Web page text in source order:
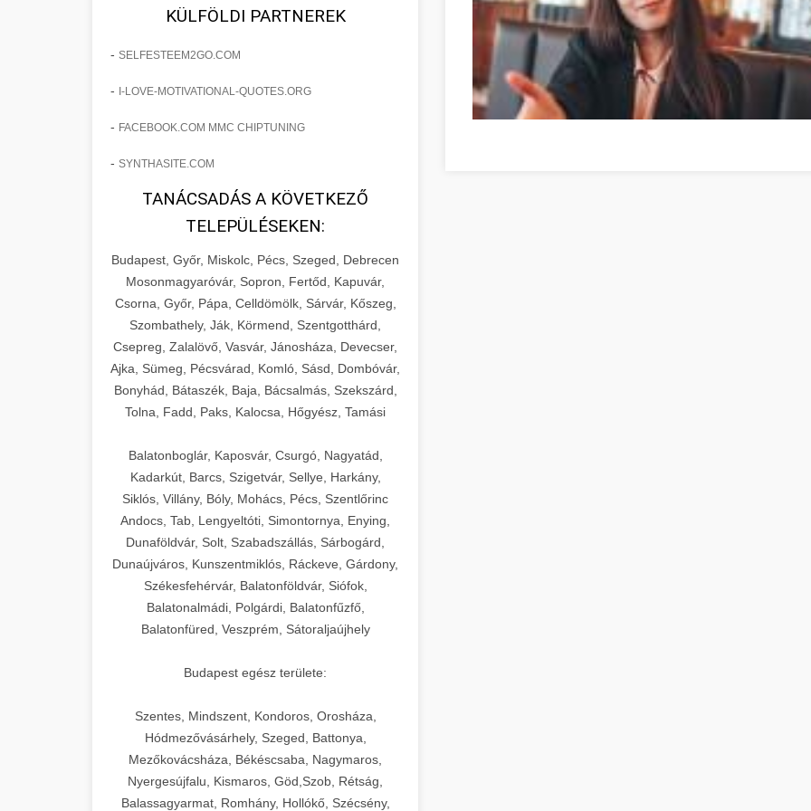
sebészeti praxisban.
páciensszám növekedés
os Növekedést
Lépésről lépésre marketing tervrajz,
eredményezett. Ismerje meg a
szonyegtisztito.net
marketing stratégiai tervrajz
os Növekedésének
Története
Teljes dokumentáció egy klinika
átalakulási útjáról, bemutatva az utat a
küzdő praxistól a virágzó vállalkozásig
150%-os növekedéssel.
szonyegtakaritas.org
klinika átalakulási történet
🎪 18. Szemhéjplasztika
Iránti Érdeklődés 150%-
Technikák és módszerek a páciensek
érdeklődésének és elkötelezettségének
drámai növeléséhez. Egy 150%-os
fellendülési esettanulmány gyakorlati
betekintésekkel.
weboldal-keszites.co
elkötelezettség erősítési módszerek
🎮 19. AI Google Ads és
Meta Kampány Kezelés +
Fejlett AI-alapú Google Ads és Meta
hirdetési kampánykezelés.
Optimalizálja hirdetési költségvetését
aikampany.hu
AI hirdetési automatizálás
🍞 20. Ipari Dagasztógép +
Professzionális ipari dagasztógépek és
tésztakeverő gépek pékségek és
kereskedelmi konyhák számára.
Masszív konstrukció megbízható
teljesítményhez.
chef-iparikonyhagepek.hu
kereskedelmi tésztakeverő
🔪 21. Ipari Szeletelőgép+
Ipari hús- és sajtszeletelő gépek
professzionális élelmiszer-
előkészítéshez. Precíziós vágás
állítható vastagság beállítással.
chef-iparikonyhagepek.hu
professzionális élelmiszer szeletelő
📦 22. Vákuumozó Gép +
Kereskedelmi vákuumcsomagoló
berendezések élelmiszerek
szavatossági időt és tartsa meg a
chef-iparikonyhagepek.hu
vákuum lezáró berendezés
🎁 23. Vákuumfóliázó
+
professzionális élelmiszer-csomagolási
műveletekhez. Hatékony lezárási és
tartósítási megoldások.
chef-iparikonyhagepek.hu
🔥 24. Ipari Sütő és
Gőzpároló
+
Kereskedelmi légkeveréses sütők és
KÜLFÖLDI PARTNEREK
- SELFESTEEM2GO.COM
- I-LOVE-MOTIVATIONAL-QUOTES.ORG
- FACEBOOK.COM MMC CHIPTUNING
- SYNTHASITE.COM
TANÁCSADÁS A KÖVETKEZŐ
TELEPÜLÉSEKEN:
Budapest, Győr, Miskolc, Pécs, Szeged, Debrecen
Mosonmagyaróvár, Sopron, Fertőd, Kapuvár,
Csorna, Győr, Pápa, Celldömölk, Sárvár, Kőszeg,
Szombathely, Ják, Körmend, Szentgotthárd,
Csepreg, Zalalövő, Vasvár, Jánosháza, Devecser,
Ajka, Sümeg, Pécsvárad, Komló, Sásd, Dombóvár,
Bonyhád, Bátaszék, Baja, Bácsalmás, Szekszárd,
Tolna, Fadd, Paks, Kalocsa, Hőgyész, Tamási
Balatonboglár, Kaposvár, Csurgó, Nagyatád,
Kadarkút, Barcs, Szigetvár, Sellye, Harkány,
Siklós, Villány, Bóly, Mohács, Pécs, Szentlőrinc
Andocs, Tab, Lengyeltóti, Simontornya, Enying,
Dunaföldvár, Solt, Szabadszállás, Sárbogárd,
Dunaújváros, Kunszentmiklós, Ráckeve, Gárdony,
Székesfehérvár, Balatonföldvár, Siófok,
Balatonalmádi, Polgárdi, Balatonfűzfő,
Balatonfüred, Veszprém, Sátoraljaújhely
Budapest egész területe:
Szentes, Mindszent, Kondoros, Orosháza,
Hódmezővásárhely, Szeged, Battonya,
Mezőkovácsháza, Békéscsaba, Nagymaros,
Nyergesújfalu, Kismaros, Göd,Szob, Rétság,
Balassagyarmat, Romhány, Hollókő, Szécsény,